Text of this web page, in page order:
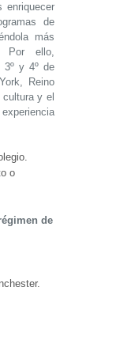
enriquecer
de
más
Por ello,
3º y 4º de
Reino
y el
o
de